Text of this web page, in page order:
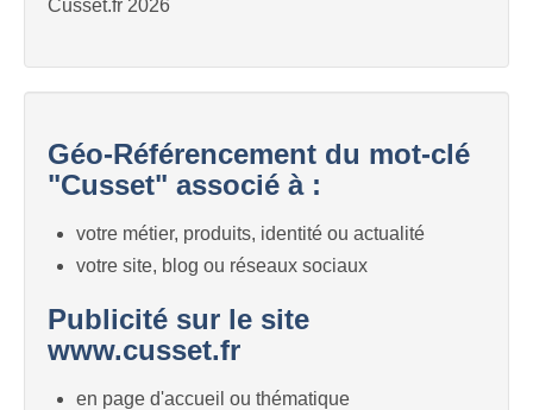
Cusset.fr 2026
Géo-Référencement du mot-clé
"Cusset" associé à :
votre métier, produits, identité ou actualité
votre site, blog ou réseaux sociaux
Publicité sur le site
www.cusset.fr
en page d'accueil ou thématique